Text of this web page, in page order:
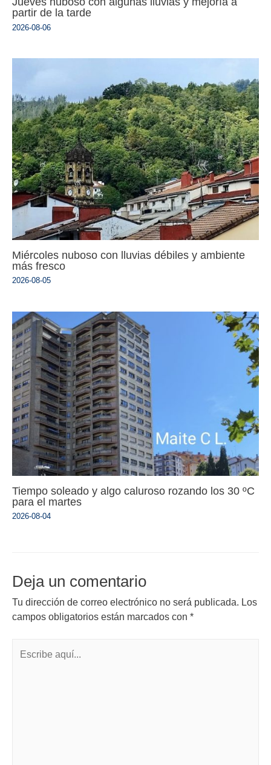
partir de la tarde
2026-08-06
Miércoles nuboso con lluvias débiles y ambiente
más fresco
2026-08-05
Tiempo soleado y algo caluroso rozando los 30 ºC
para el martes
2026-08-04
Deja un comentario
Tu dirección de correo electrónico no será publicada. Los
campos obligatorios están marcados con *